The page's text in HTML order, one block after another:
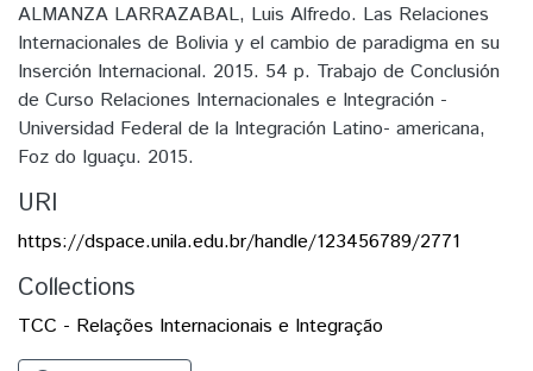
ALMANZA LARRAZABAL, Luis Alfredo. Las Relaciones
Internacionales de Bolivia y el cambio de paradigma en su
Inserción Internacional. 2015. 54 p. Trabajo de Conclusión
de Curso Relaciones Internacionales e Integración -
Universidad Federal de la Integración Latino- americana,
Foz do Iguaçu. 2015.
URI
https://dspace.unila.edu.br/handle/123456789/2771
Collections
TCC - Relações Internacionais e Integração